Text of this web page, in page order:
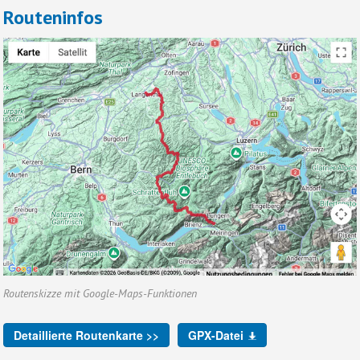
Routeninfos
Routenskizze mit Google-Maps-Funktionen
Detaillierte Routenkarte >> GPX-Datei